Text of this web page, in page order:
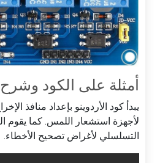
أمثلة على الكود
يبدأ كود الأردوينو بإعداد منافذ
لأجهزة استشعار اللمس. كما يقوم
التسلسلي لأغراض تصحيح الأخطاء.